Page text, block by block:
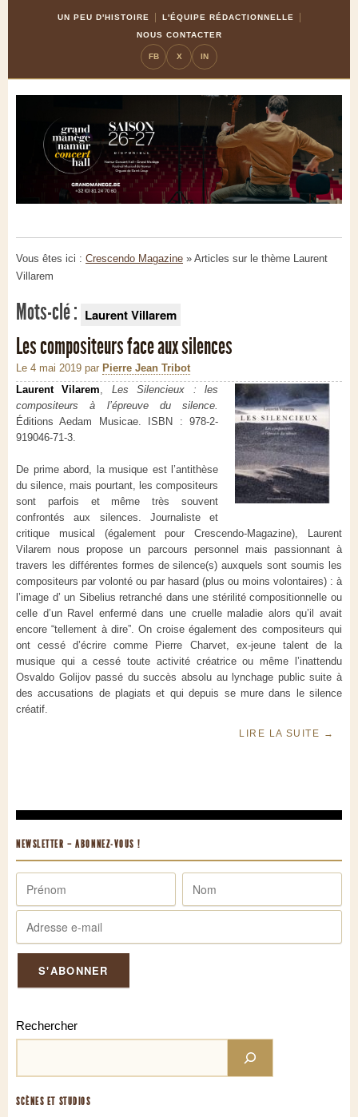
UN PEU D'HISTOIRE
L'ÉQUIPE RÉDACTIONNELLE
NOUS CONTACTER
FB X IN
Vous êtes ici : Crescendo Magazine » Articles sur le thème Laurent
Villarem
Mots-clé : Laurent Villarem
Les compositeurs face aux silences
Le 4 mai 2019 par Pierre Jean Tribot
Laurent Vilarem, Les Silencieux : les
compositeurs à l’épreuve du silence.
Éditions Aedam Musicae. ISBN : 978-2-
919046-71-3.
De prime abord, la musique est l’antithèse
du silence, mais pourtant, les compositeurs
sont parfois et même très souvent
confrontés aux silences. Journaliste et
critique musical (également pour Crescendo-Magazine), Laurent
Vilarem nous propose un parcours personnel mais passionnant à
travers les différentes formes de silence(s) auxquels sont soumis les
compositeurs par volonté ou par hasard (plus ou moins volontaires) : à
l’image d’ un Sibelius retranché dans une stérilité compositionnelle ou
celle d’un Ravel enfermé dans une cruelle maladie alors qu’il avait
encore “tellement à dire”. On croise également des compositeurs qui
ont cessé d’écrire comme Pierre Charvet, ex-jeune talent de la
musique qui a cessé toute activité créatrice ou même l’inattendu
Osvaldo Golijov passé du succès absolu au lynchage public suite à
des accusations de plagiats et qui depuis se mure dans le silence
créatif.
LIRE LA SUITE →
NEWSLETTER – ABONNEZ-VOUS !
Rechercher
SCÈNES ET STUDIOS